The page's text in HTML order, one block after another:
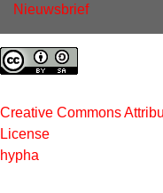
Nieuwsbrief
Creative Commons
License
hypha